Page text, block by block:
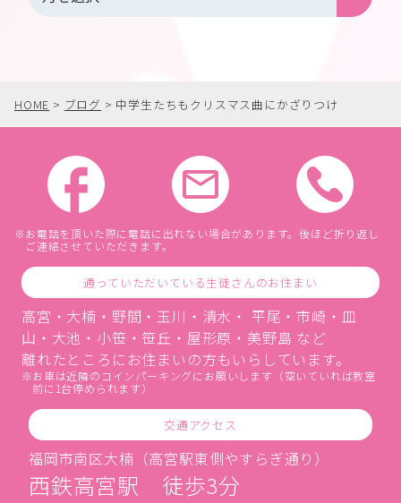
HOME > ブログ > 中学生たちもクリスマス曲にかざりつけ
お電話を頂いた際に電話に出れない場合があります。後ほど折り返し
ご連絡させていただきます。
通っていただいている生徒さんのお住まい
高宮・大楠・野間・玉川・清水・ 平尾・市崎・皿
山・大池・小笹・笹丘・屋形原・美野島 など
離れたところにお住まいの方もいらしています。
お車は近隣のコインパーキングにお願いします（空いていれば教室
前に1台停められます）
交通アクセス
福岡市南区大楠（高宮駅東側やすらぎ通り）
西鉄高宮駅 徒歩3分